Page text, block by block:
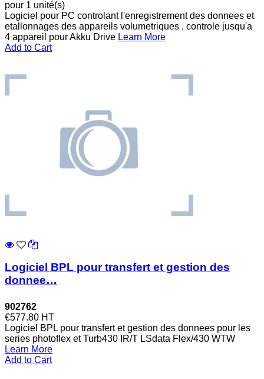
pour 1 unité(s)
Logiciel pour PC controlant l'enregistrement des donnees et
etallonnages des appareils volumetriques , controle jusqu'a
4 appareil pour Akku Drive Learn More
Add to Cart
Logiciel BPL pour transfert et gestion des
donnee…
902762
€577.80 HT
Logiciel BPL pour transfert et gestion des donnees pour les
series photoflex et Turb430 IR/T LSdata Flex/430 WTW
Learn More
Add to Cart